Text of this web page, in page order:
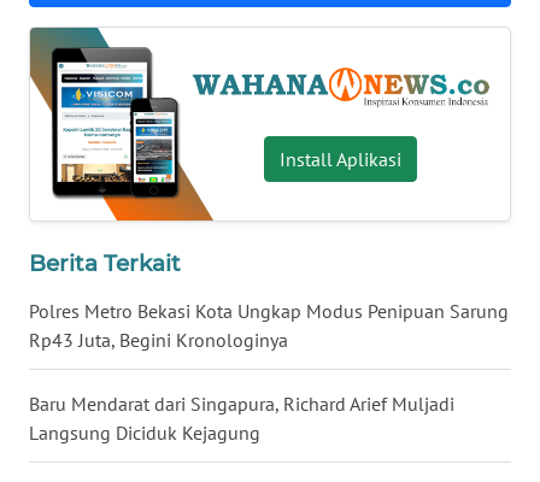
Install Aplikasi
Berita Terkait
Polres Metro Bekasi Kota Ungkap Modus Penipuan Sarung
Rp43 Juta, Begini Kronologinya
Baru Mendarat dari Singapura, Richard Arief Muljadi
Langsung Diciduk Kejagung
WN
BABEL
WN
SUMBAR
WN
LAMPUNG